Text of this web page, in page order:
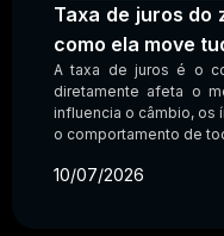
Taxa de juros do
como ela move
A taxa de juros é o
diretamente afeta o
influencia o câmbio, os
o comportamento de
10/07/2026